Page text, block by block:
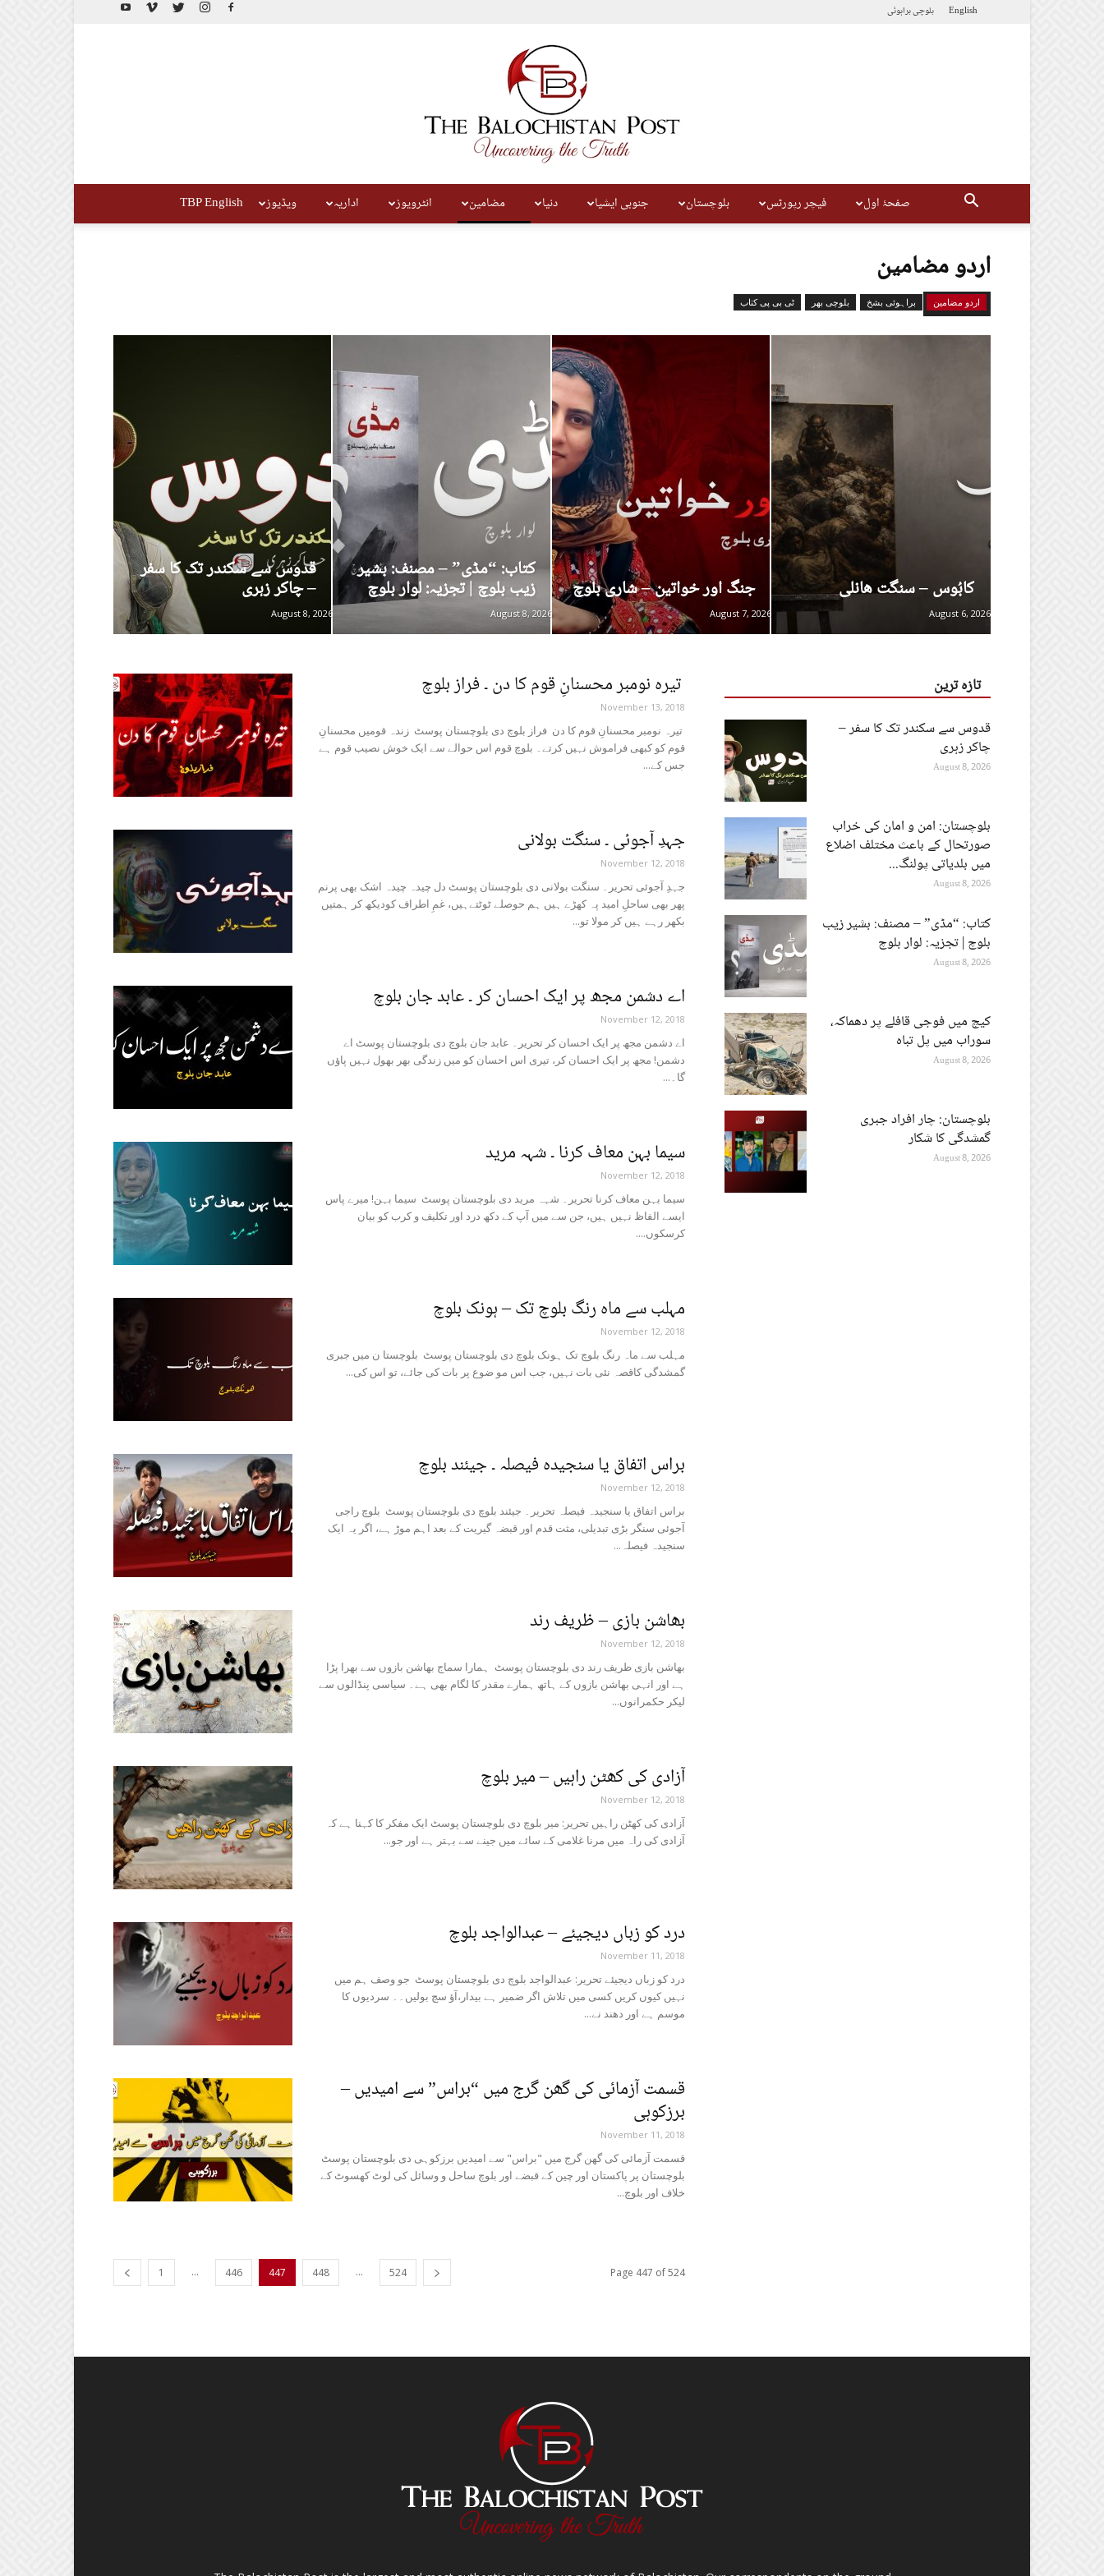
English بلوچیبراہوئی
Balochistan
Post
صفحۂ اول فیچر رپورٹس بلوچستان جنوبی ایشیا دنیا مضامین انٹرویوز اداریہ ویڈیوز TBP English
اردو مضامین
اردو مضامین براہوئی بشخ بلوچی بھر ٹی بی پی کتاب LATEST
قدوس سے سکندر تک کا سفر
– چاکر زہری
August 8, 2026
کتاب: “مڈی” – مصنف: بشیر
زیب بلوچ | تجزیہ: لوار بلوچ
August 8, 2026
جنگ اور خواتین – شاری بلوچ
August 7, 2026
کابُوس – سنگت ھانلی
August 6, 2026
تیرہ نومبر محسنانِ قوم کا دن ۔ فراز بلوچ
November 13, 2018
تیرہ نومبر محسنانِ قوم کا دن فراز بلوچ دی بلوچستان پوسٹ زندہ قومیں محسنانِ
قوم کو کبھی فراموش نہیں کرتے۔ بلوچ قوم اس حوالے سے ایک خوش نصیب قوم ہے
جس کے...
جہدِ آجوئی ۔ سنگت بولانی
November 12, 2018
جہدِ آجوئی تحریر۔ سنگت بولانی دی بلوچستان پوسٹ دل چیدہ چیدہ اشک بھی پرنم
پھر بھی ساحلِ امید پہ کھڑے ہیں ہم حوصلے ٹوٹتےہیں، غمِ اطراف کودیکھ کر ہمتیں
بکھر رہے ہیں کر مولا تو...
اے دشمن مجھ پر ایک احسان کر ۔ عابد جان بلوچ
November 12, 2018
اے دشمن مجھ پر ایک احسان کر تحریر۔ عابد جان بلوچ دی بلوچستان پوسٹ اے
دشمن! مجھ پر ایک احسان کر، تیری اس احسان کو میں زندگی بھر بھول نہیں پاؤں
گا۔...
سیما بہن معاف کرنا ۔ شہہ مرید
November 12, 2018
سیما بہن معاف کرنا تحریر۔ شہہ مرید دی بلوچستان پوسٹ سیما بہن! میرے پاس
ایسے الفاظ نہیں ہیں، جن سے میں آپ کے دکھ درد اور تکلیف و کرب کو بیان
کرسکوں....
مہلب سے ماہ رنگ بلوچ تک – ہونک بلوچ
November 12, 2018
مہلب سے ماہ رنگ بلوچ تک ہونک بلوچ دی بلوچستان پوسٹ بلوچستا ن میں جبری
گمشدگی کاقصہ نئی بات نہیں، جب اس مو ضوع پر بات کی جائے، تو اس کی...
براس اتفاق یا سنجیدہ فیصلہ ۔ جیئند بلوچ
November 12, 2018
براس اتفاق یا سنجیدہ فیصلہ تحریر۔ جیئند بلوچ دی بلوچستان پوسٹ بلوچ راجی
آجوئی سنگر بڑی تبدیلی، مثت قدم اور قبضہ گیریت کے بعد اہم موڑ ہے، اگر یہ ایک
سنجیدہ فیصلہ...
بھاشن بازی – ظریف رند
November 12, 2018
بھاشن بازی ظریف رند دی بلوچستان پوسٹ ہمارا سماج بھاشن بازوں سے بھرا پڑا
ہے اور انہی بھاشن بازوں کے ہاتھ ہمارے مقدر کا لگام بھی ہے۔ سیاسی پنڈالوں سے
لیکر حکمرانوں...
آزادی کی کھٹن راہیں – میر بلوچ
November 12, 2018
آزادی کی کھٹن راہیں تحریر: میر بلوچ دی بلوچستان پوسٹ ایک مفکر کا کہنا ہے کہ
آزادی کی راہ میں مرنا غلامی کے سائے میں جینے سے بہتر ہے اور جو...
درد کو زباں دیجیئے – عبدالواجد بلوچ
November 11, 2018
درد کو زباں دیجیئے تحریر: عبدالواجد بلوچ دی بلوچستان پوسٹ جو وصف ہم میں
نہیں کیوں کریں کسی میں تلاش اگر ضمیر ہے بیدار،آؤ سچ بولیں۔۔ سردیوں کا
موسم ہے اور دھند نے...
قسمت آزمائی کی گھن گرج میں “براس” سے امیدیں –
برزکوہی
November 11, 2018
قسمت آزمائی کی گھن گرج میں "براس" سے امیدیں برزکوہی دی بلوچستان پوسٹ
بلوچستان پر پاکستان اور چین کے قبضے اور بلوچ ساحل و وسائل کی لوٹ کھسوٹ کے
خلاف اور بلوچ...
1 ... 446 447 448 ... 524 Page 447 of 524
تازہ ترین
قدوس سے سکندر تک کا سفر –
چاکر زہری
August 8, 2026
بلوچستان: امن و امان کی خراب
صورتحال کے باعث مختلف اضلاع
میں بلدیاتی پولنگ...
August 8, 2026
کتاب: “مڈی” – مصنف: بشیر زیب
بلوچ | تجزیہ: لوار بلوچ
August 8, 2026
کیچ میں فوجی قافلے پر دھماکہ،
سوراب میں پل تباہ
August 8, 2026
بلوچستان: چار افراد جبری
گمشدگی کا شکار
August 8, 2026